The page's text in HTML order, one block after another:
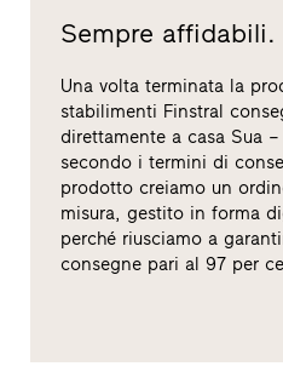
Sempre affidabili.
Una volta terminata la
stabilimenti Finstral
direttamente a casa Sua
secondo i termini di
prodotto creiamo un
misura, gestito in forma
perché riusciamo a
consegne pari al 97 per